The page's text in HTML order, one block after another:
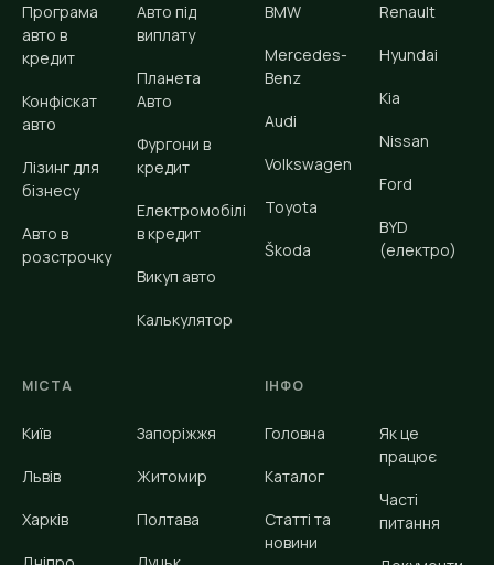
Програма
авто в
кредит
Конфіскат
авто
Лізинг для
бізнесу
Авто в
розстрочку
Авто під
виплату
Планета
Авто
Фургони в
кредит
Електромобілі
в кредит
Викуп авто
Калькулятор
BMW
Mercedes-
Benz
Audi
Volkswagen
Toyota
Škoda
Renault
Hyundai
Kia
Nissan
Ford
BYD
(електро)
МІСТА
Київ
Львів
Харків
Запоріжжя
Житомир
Полтава
ІНФО
Головна
Каталог
Статті та
новини
Як це
працює
Часті
питання